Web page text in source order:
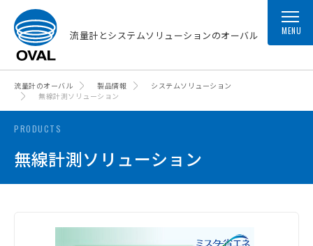
流量計とシステムソリューションのオーバル MENU
流量計のオーバル 製品情報
システムソリューション
無線計測ソリューション
PRODUCTS
無線計測ソリューション